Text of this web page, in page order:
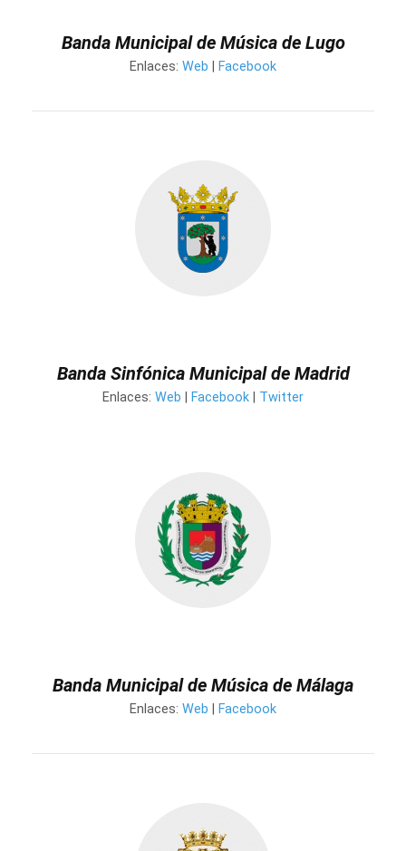
Banda Municipal de Música de Lugo
Enlaces: Web Facebook
Banda Sinfónica Municipal de Madrid
Enlaces: Web Facebook Twitter
Banda Municipal de Música de Málaga
Enlaces: Web Facebook